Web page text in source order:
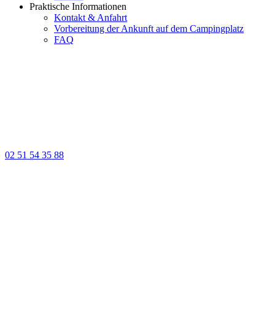
Praktische Informationen
Kontakt & Anfahrt
Vorbereitung der Ankunft auf dem Campingplatz
FAQ
02 51 54 35 88